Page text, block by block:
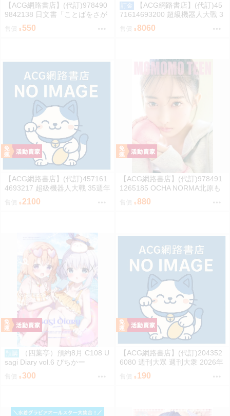
【ACG網路書店】(代訂)978490
9842138 日文書「ことばをさが
す絵日記辞典」YUEISHA DICTI
ONARY
550
訂金
【ACG網路書店】(代訂)45
71614693200 超級機器人大戰 3
5週年紀念 JAM Project 主題歌完
整專輯 完全生產限定盤
8060
【ACG網路書店】(代訂)457161
4693217 超級機器人大戰 35週年
紀念 JAM Project 主題歌完整專
輯 通常盤
售價 2100
【ACG網路書店】(代訂)978491
1265185 OCHA NORMA北原も
も 寫真集「もももてぃーん。」
售價 880
預購
（四葉亭）預約8月 C108 U
sagi Diary vol.6 ぴちかー
售價 300
【ACG網路書店】(代訂)204352
6080 週刊大眾 週刊大衆 2026年
8月31日號 附:海報
售價 190